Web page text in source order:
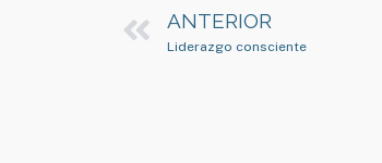
ANTERIOR
Liderazgo consciente